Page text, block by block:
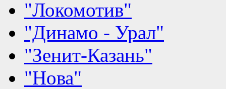
"Локомотив"
"Динамо - Урал"
"Зенит-Казань"
"Нова"